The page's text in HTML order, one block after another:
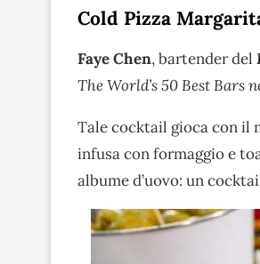
Cold Pizza
Faye Chen, bartender del
The World’s 50 Best Bars
Tale cocktail gioca con il
infusa con formaggio e
albume d’uovo: un